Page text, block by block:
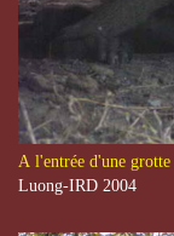
A l'entrée d'une grotte
Luong-IRD 2004